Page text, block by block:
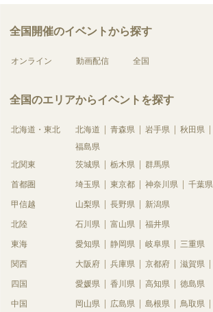
全国開催のイベントから探す
オンライン 動画配信 全国
全国のエリアからイベントを探す
北海道・東北 北海道 青森県 岩手県 秋田県
福島県
北関東
茨城県 栃木県 群馬県
首都圏 埼玉県 東京都 神奈川県 千葉県
甲信越 山梨県 長野県 新潟県
北陸 石川県 富山県 福井県
東海 愛知県 静岡県 岐阜県 三重県
関西 大阪府 兵庫県 京都府 滋賀県
四国 愛媛県 香川県 高知県 徳島県
中国 岡山県 広島県 島根県 鳥取県